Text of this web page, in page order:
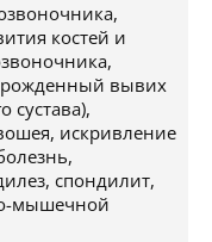
костей и
вывих
сустава),
искривление
спондилит,
мышечной